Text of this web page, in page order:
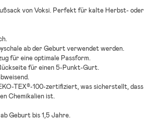
von Voksi. Perfekt für kalte Herbst- oder
ab der Geburt verwendet werden.
für eine optimale Passform.
für einen 5-Punkt-Gurt.
TEX®-100-zertifiziert, was sicherstellt, dass
Chemikalien ist.
Geburt bis 1,5 Jahre.